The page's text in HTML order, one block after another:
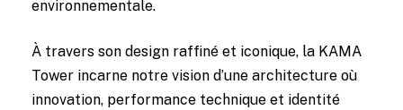
environnementale.
À travers son design raffiné et iconique, la KAMA
Tower incarne notre vision d’une architecture où
innovation, performance technique et identité